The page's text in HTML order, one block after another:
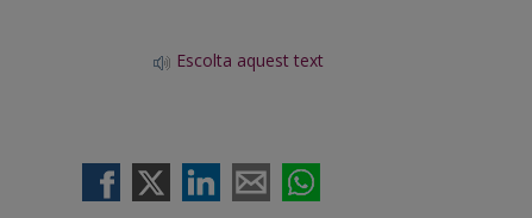
Escolta aquest text